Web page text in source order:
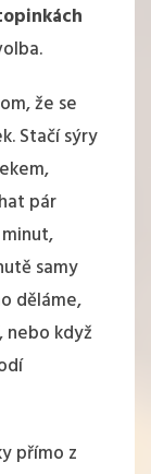
že se
Stačí sýry
pár
samy
děláme,
nebo když
přímo z